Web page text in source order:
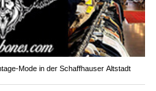
Mode in der Schaffhauser Altstadt